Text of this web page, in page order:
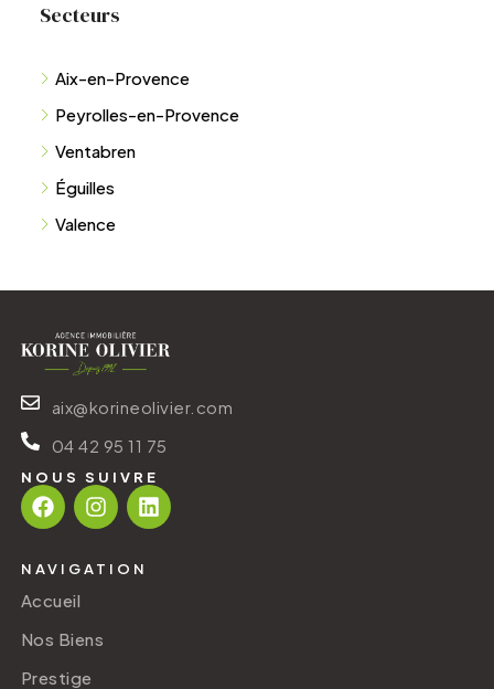
Secteurs
Aix-en-Provence
Peyrolles-en-Provence
Ventabren
Éguilles
Valence
aix@korineolivier.com
04 42 95 11 75
NOUS SUIVRE
NAVIGATION
Accueil
Nos Biens
Prestige